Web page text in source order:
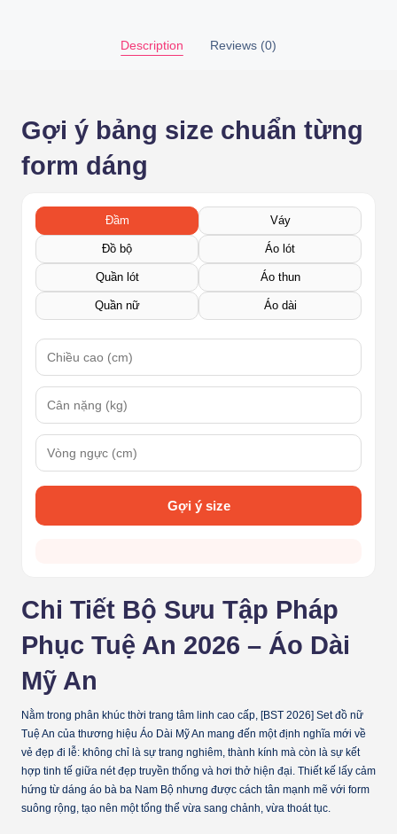
Description Reviews (0)
Gợi ý bảng size chuẩn từng
form dáng
Đầm Váy
Đồ bộ Áo lót
Quần lót Áo thun
Quần nữ Áo dài
Gợi ý size
Chi Tiết Bộ Sưu Tập Pháp
Phục Tuệ An 2026 – Áo Dài
Mỹ An
Nằm trong phân khúc thời trang tâm linh cao cấp, [BST 2026] Set đồ nữ
Tuệ An của thương hiệu Áo Dài Mỹ An mang đến một định nghĩa mới về
vẻ đẹp đi lễ: không chỉ là sự trang nghiêm, thành kính mà còn là sự kết
hợp tinh tế giữa nét đẹp truyền thống và hơi thở hiện đại. Thiết kế lấy cảm
hứng từ dáng áo bà ba Nam Bộ nhưng được cách tân mạnh mẽ với form
suông rộng, tạo nên một tổng thể vừa sang chảnh, vừa thoát tục.